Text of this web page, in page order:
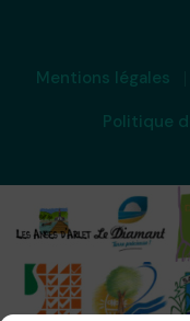
Mentions légales
Politique